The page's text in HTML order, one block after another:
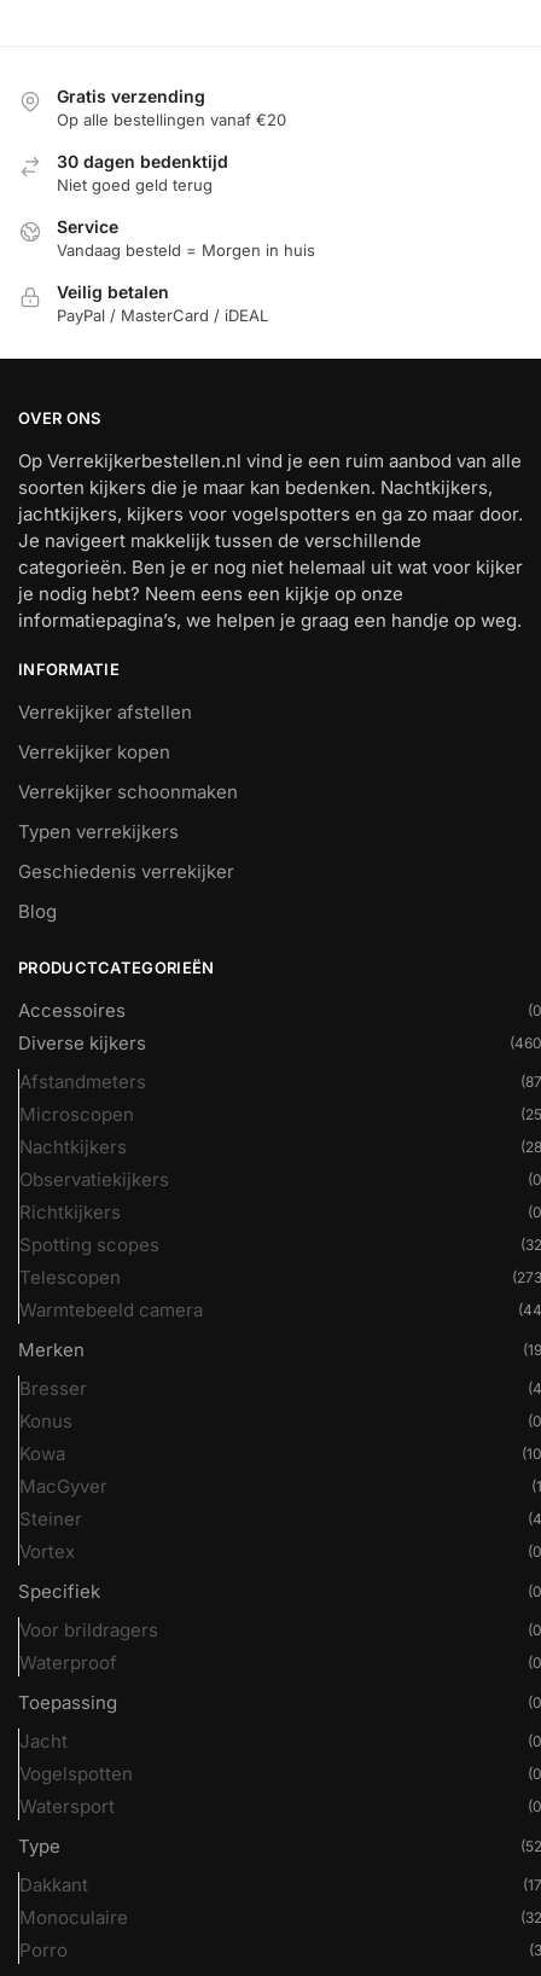
Gratis verzending
Op alle bestellingen vanaf €20
30 dagen bedenktijd
Niet goed geld terug
Service
Vandaag besteld = Morgen in huis
Veilig betalen
PayPal / MasterCard / iDEAL
OVER ONS
Op Verrekijkerbestellen.nl vind je een ruim aanbod van alle
soorten kijkers die je maar kan bedenken. Nachtkijkers,
jachtkijkers, kijkers voor vogelspotters en ga zo maar door.
Je navigeert makkelijk tussen de verschillende
categorieën. Ben je er nog niet helemaal uit wat voor kijker
je nodig hebt? Neem eens een kijkje op onze
informatiepagina’s, we helpen je graag een handje op weg.
INFORMATIE
Verrekijker afstellen
Verrekijker kopen
Verrekijker schoonmaken
Typen verrekijkers
Geschiedenis verrekijker
Blog
PRODUCTCATEGORIEËN
Accessoires
Diverse kijkers
Afstandmeters
Microscopen
Nachtkijkers
Observatiekijkers
Richtkijkers
Spotting scopes
Telescopen
Warmtebeeld camera
Merken
Bresser
Konus
Kowa
MacGyver
Steiner
Vortex
Specifiek
Voor brildragers
Waterproof
Toepassing
Jacht
Vogelspotten
Watersport
Type
Dakkant
Monoculaire
Porro